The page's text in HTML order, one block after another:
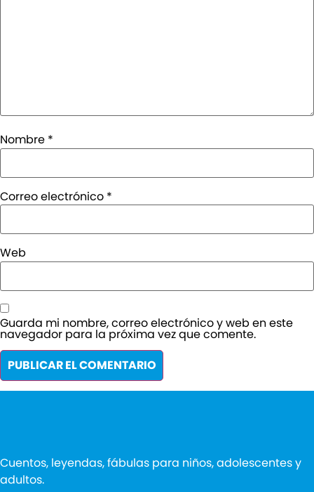
Nombre *
Correo electrónico *
Web
Guarda mi nombre, correo electrónico y web en este
navegador para la próxima vez que comente.
Cuentos, leyendas, fábulas para niños, adolescentes y
adultos.